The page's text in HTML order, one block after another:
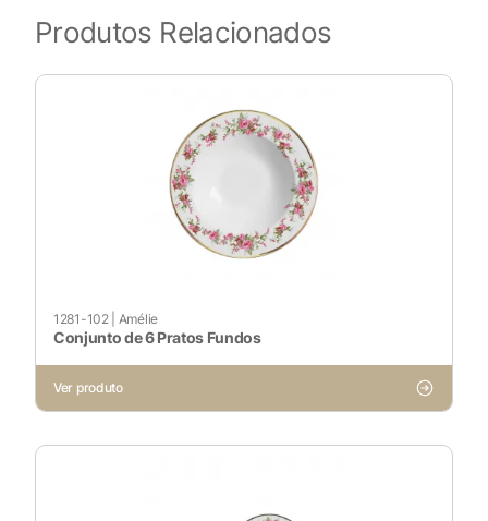
Produtos Relacionados
1281-102| Amélie
Conjunto de 6 Pratos Fundos
Ver produto